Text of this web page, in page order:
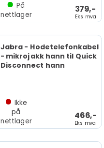
379,-
Eks mva
På
nettlager
Jabra - Hodetelefonkabel
- mikrojakk hann til Quick
Disconnect hann
466,-
Eks mva
Ikke
på
nettlager